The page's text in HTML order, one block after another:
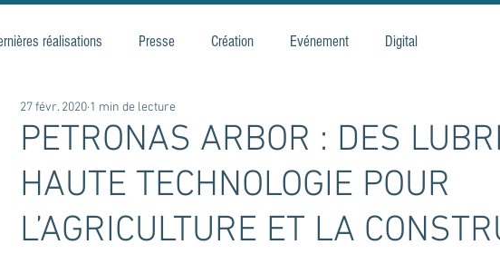
réalisations Presse Création Evénement Digital
PETRONAS ARBOR : DES
HAUTE TECHNOLOGIE POUR
L’AGRICULTURE ET LA
27 févr. 2020 1 min de lecture